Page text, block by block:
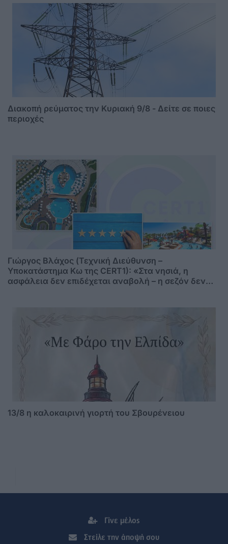
Διακοπή ρεύματος την Κυριακή 9/8 - Δείτε σε ποιες
περιοχές
Γιώργος Βλάχος (Τεχνική Διεύθυνση –
Υποκατάστημα Κω της CERT1): «Στα νησιά, η
ασφάλεια δεν επιδέχεται αναβολή – η σεζόν δεν
13/8 η καλοκαιρινή γιορτή του Σβουρένειου
Γίνε μέλος
Στείλε την άποψή σου